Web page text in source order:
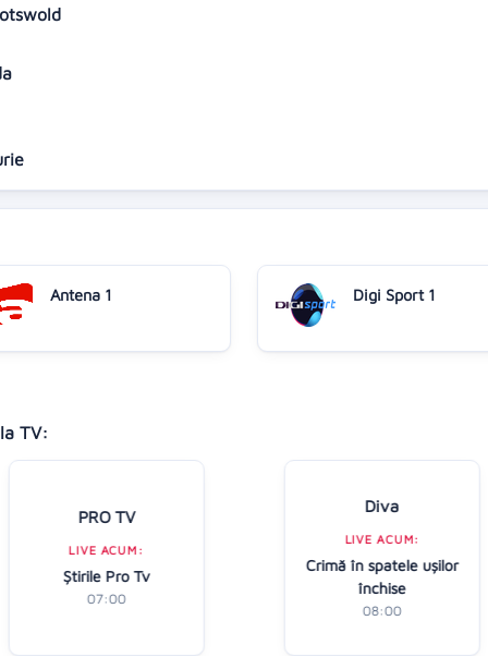
Antena 1 Digi Sport 1
TV:
PRO TV
LIVE ACUM:
Ştirile Pro Tv
07:00
Diva
LIVE ACUM:
Crimă în spatele ușilor
închise
08:00